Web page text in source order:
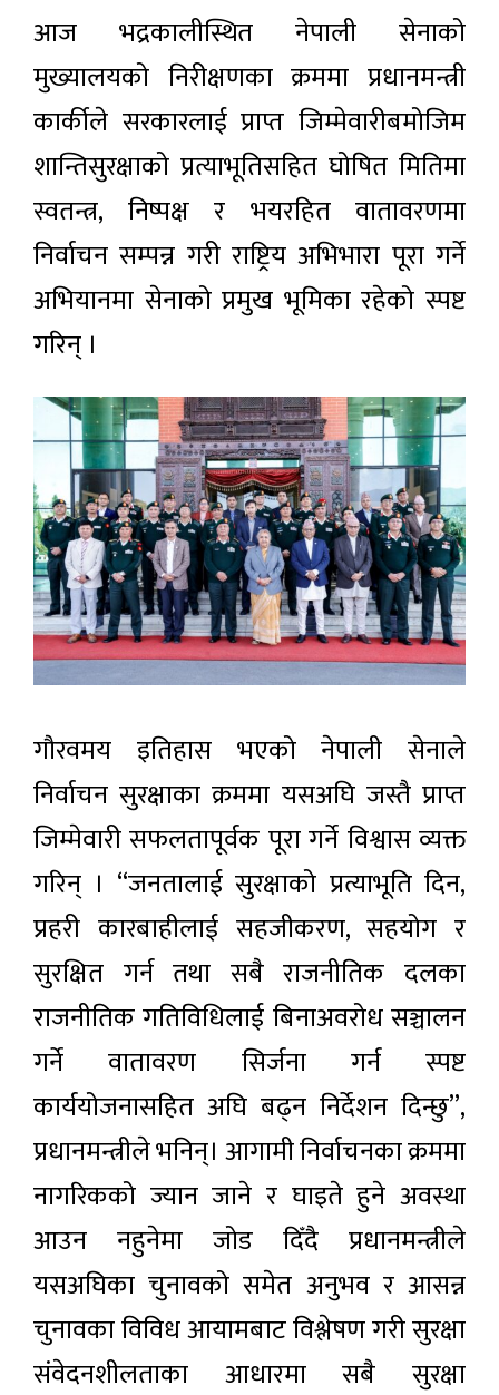
आज भद्रकालीस्थित नेपाली सेनाको
मुख्यालयको निरीक्षणका क्रममा प्रधानमन्त्री
कार्कीले सरकारलाई प्राप्त जिम्मेवारीबमोजिम
शान्तिसुरक्षाको प्रत्याभूतिसहित घोषित मितिमा
स्वतन्त्र, निष्पक्ष र भयरहित वातावरणमा
निर्वाचन सम्पन्न गरी राष्ट्रिय अभिभारा पूरा गर्ने
अभियानमा सेनाको प्रमुख भूमिका रहेको स्पष्ट
गरिन् ।
गौरवमय इतिहास भएको नेपाली सेनाले
निर्वाचन सुरक्षाका क्रममा यसअघि जस्तै प्राप्त
जिम्मेवारी सफलतापूर्वक पूरा गर्ने विश्वास व्यक्त
गरिन् । “जनतालाई सुरक्षाको प्रत्याभूति दिन,
प्रहरी कारबाहीलाई सहजीकरण, सहयोग र
सुरक्षित गर्न तथा सबै राजनीतिक दलका
राजनीतिक गतिविधिलाई बिनाअवरोध सञ्चालन
गर्ने वातावरण सिर्जना गर्न स्पष्ट
कार्ययोजनासहित अघि बढ्न निर्देशन दिन्छु”,
प्रधानमन्त्रीले भनिन्। आगामी निर्वाचनका क्रममा
नागरिकको ज्यान जाने र घाइते हुने अवस्था
आउन नहुनेमा जोड दिँदै प्रधानमन्त्रीले
यसअघिका चुनावको समेत अनुभव र आसन्न
चुनावका विविध आयामबाट विश्लेषण गरी सुरक्षा
संवेदनशीलताका आधारमा सबै सुरक्षा